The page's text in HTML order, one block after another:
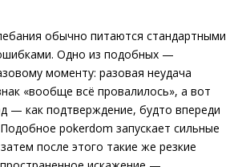
обычно питаются стандартными
Одно из подобных —
моменту: разовая неудача
«вообще всё провалилось», а вот
— как подтверждение, будто впереди
pokerdom запускает сильные
после этого такие же резкие